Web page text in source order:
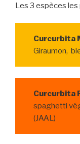
Les 3 espèces les
Curcurbita
Giraumon,
Curcurbita
spaghetti
(JAAL)